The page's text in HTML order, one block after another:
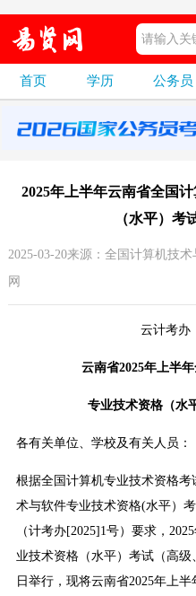
首页 学历 公务员
2025年上半年云南省全国
（水平）考
2025-03-20来源：全国计算机技
网
云计考办
云南省2025年上半
专业技术资格（水
各有关单位、学校及有关人员：
根据全国计算机专业技术资格
术与软件专业技术资格(水平）
（计考办[2025]1号）要求，
业技术资格（水平）考试（高
日举行，现将云南省2025年上